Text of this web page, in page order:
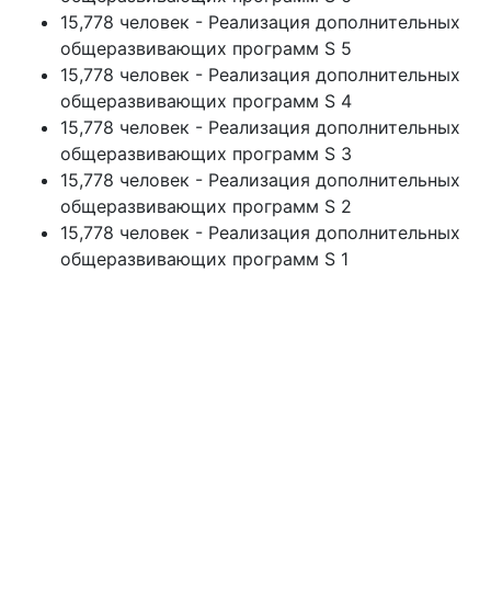
15,778 человек - Реализация дополнительных
общеразвивающих программ S 5
15,778 человек - Реализация дополнительных
общеразвивающих программ S 4
15,778 человек - Реализация дополнительных
общеразвивающих программ S 3
15,778 человек - Реализация дополнительных
общеразвивающих программ S 2
15,778 человек - Реализация дополнительных
общеразвивающих программ S 1